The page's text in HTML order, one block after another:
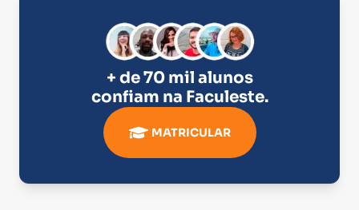
+ de 70 mil alunos
confiam na Faculeste.
MATRICULAR